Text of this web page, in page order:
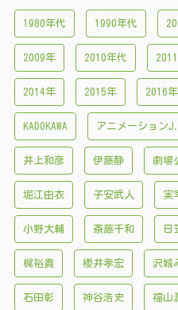
1980年代 1990年代
2009年 2010年代
2014年 2015年 2016年
KADOKAWA アニメーション
井上和彦 伊藤静 劇場
堀江由衣 子安武人 実
小野大輔 斎藤千和 日
梶裕貴 櫻井孝宏 沢城
石田彰 神谷浩史 福山